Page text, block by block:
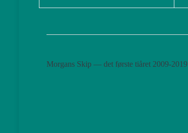
Morgans Skip — det første tiåret 2009-2019